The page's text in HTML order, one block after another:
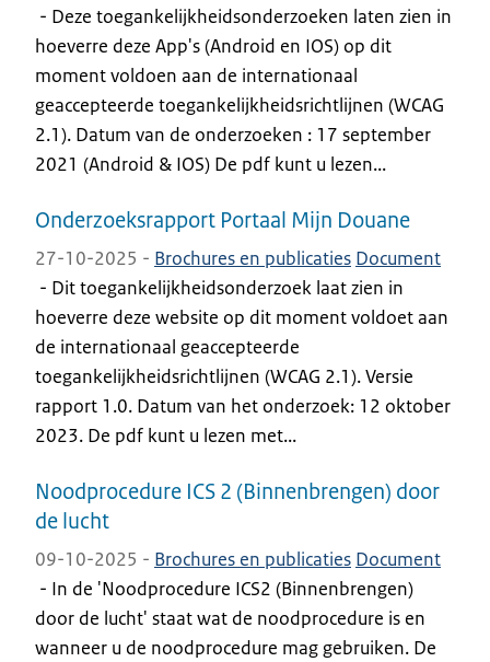
- Deze toegankelijkheidsonderzoeken laten zien in
hoeverre deze App's (Android en IOS) op dit
moment voldoen aan de internationaal
geaccepteerde toegankelijkheidsrichtlijnen (WCAG
2.1). Datum van de onderzoeken : 17 september
2021 (Android & IOS) De pdf kunt u lezen...
Onderzoeksrapport Portaal Mijn Douane
27-10-2025 - Brochures en publicaties Document
- Dit toegankelijkheidsonderzoek laat zien in
hoeverre deze website op dit moment voldoet aan
de internationaal geaccepteerde
toegankelijkheidsrichtlijnen (WCAG 2.1). Versie
rapport 1.0. Datum van het onderzoek: 12 oktober
2023. De pdf kunt u lezen met...
Noodprocedure ICS 2 (Binnenbrengen) door
de lucht
09-10-2025 - Brochures en publicaties Document
- In de 'Noodprocedure ICS2 (Binnenbrengen)
door de lucht' staat wat de noodprocedure is en
wanneer u de noodprocedure mag gebruiken. De